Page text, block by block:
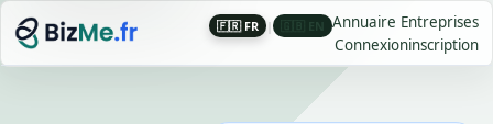
🇫🇷 FR |
Annuaire Entreprises
Connexioninscription